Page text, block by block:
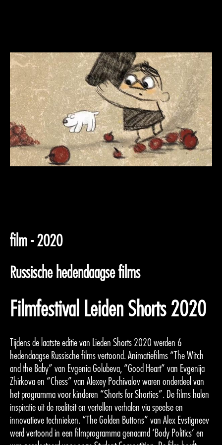
film - 2020
Russische hedendaagse films
Filmfestival Leiden Shorts 2020
Tijdens de laatste editie van Lieden Shorts 2020 werden 6
hedendaagse Russische films vertoond. Animatiefilms “The Witch
and the Baby” van Evgenia Golubeva, “Good Heart” van Evgenija
Zhirkova en “Chess” van Alexey Pochivalov waren onderdeel van
het programma voor kinderen “Shorts for Shorties”. De films halen
inspiratie uit de realiteit en vertellen verhalen via speelse en
innovatieve technieken. “The Golden Buttons” van Alex Evstigneev
werd vertoond in een filmprogramma genaamd ‘Body Politics’ en